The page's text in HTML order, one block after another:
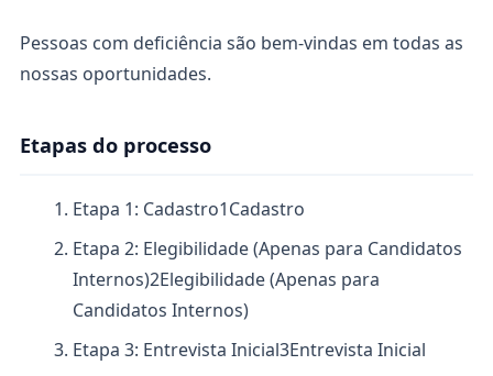
Pessoas com deficiência são bem-vindas em todas as
nossas oportunidades.
Etapas do processo
Etapa 1: Cadastro1Cadastro
Etapa 2: Elegibilidade (Apenas para Candidatos
Internos)2Elegibilidade (Apenas para
Candidatos Internos)
Etapa 3: Entrevista Inicial3Entrevista Inicial